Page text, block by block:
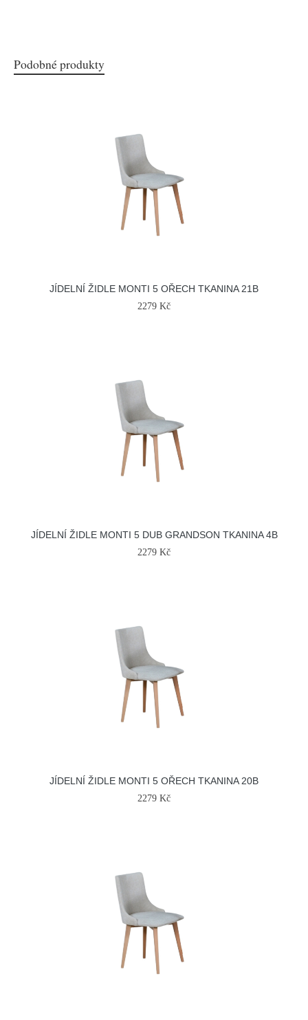
Podobné produkty
JÍDELNÍ ŽIDLE MONTI 5 OŘECH TKANINA 21B
2279 Kč
JÍDELNÍ ŽIDLE MONTI 5 DUB GRANDSON TKANINA 4B
2279 Kč
JÍDELNÍ ŽIDLE MONTI 5 OŘECH TKANINA 20B
2279 Kč